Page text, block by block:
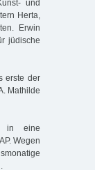
und
Herta,
Erwin
jüdische
erste der
Mathilde
in eine
Wegen